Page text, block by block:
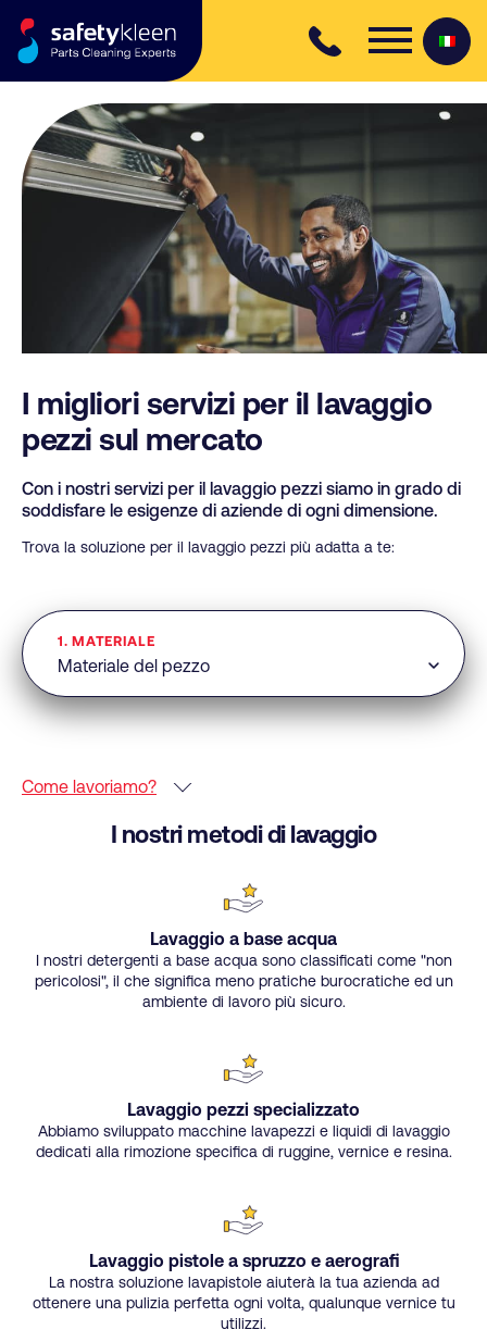
I migliori servizi per il lavaggio
pezzi sul mercato
Con i nostri servizi per il lavaggio pezzi siamo in grado di
soddisfare le esigenze di aziende di ogni dimensione.
Trova la soluzione per il lavaggio pezzi più adatta a te:
1. MATERIALE
Come lavoriamo?
I nostri metodi di lavaggio
Lavaggio a base acqua
I nostri detergenti a base acqua sono classificati come "non
pericolosi", il che significa meno pratiche burocratiche ed un
ambiente di lavoro più sicuro.
Lavaggio pezzi specializzato
Abbiamo sviluppato macchine lavapezzi e liquidi di lavaggio
dedicati alla rimozione specifica di ruggine, vernice e resina.
Lavaggio pistole a spruzzo e aerografi
La nostra soluzione lavapistole aiuterà la tua azienda ad
ottenere una pulizia perfetta ogni volta, qualunque vernice tu
utilizzi.